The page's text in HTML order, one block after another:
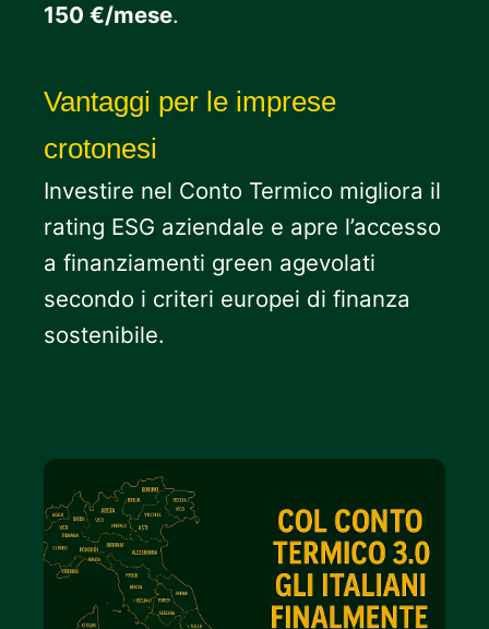
150 €/mese.
Vantaggi per le imprese
crotonesi
Investire nel Conto Termico migliora il
rating ESG aziendale e apre l’accesso
a finanziamenti green agevolati
secondo i criteri europei di finanza
sostenibile.